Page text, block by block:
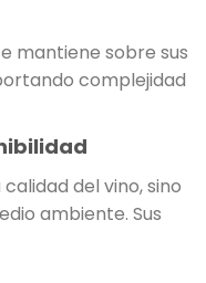
mantiene sobre sus
complejidad
del vino, sino
ambiente. Sus